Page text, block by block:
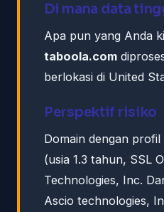
Di mana data
Apa pun yang Anda
taboola.com
berlokasi di United
Perspektif risiko
Domain dengan
(usia 1.3 tahun, SSL
Technologies, Inc.
Ascio technologies,